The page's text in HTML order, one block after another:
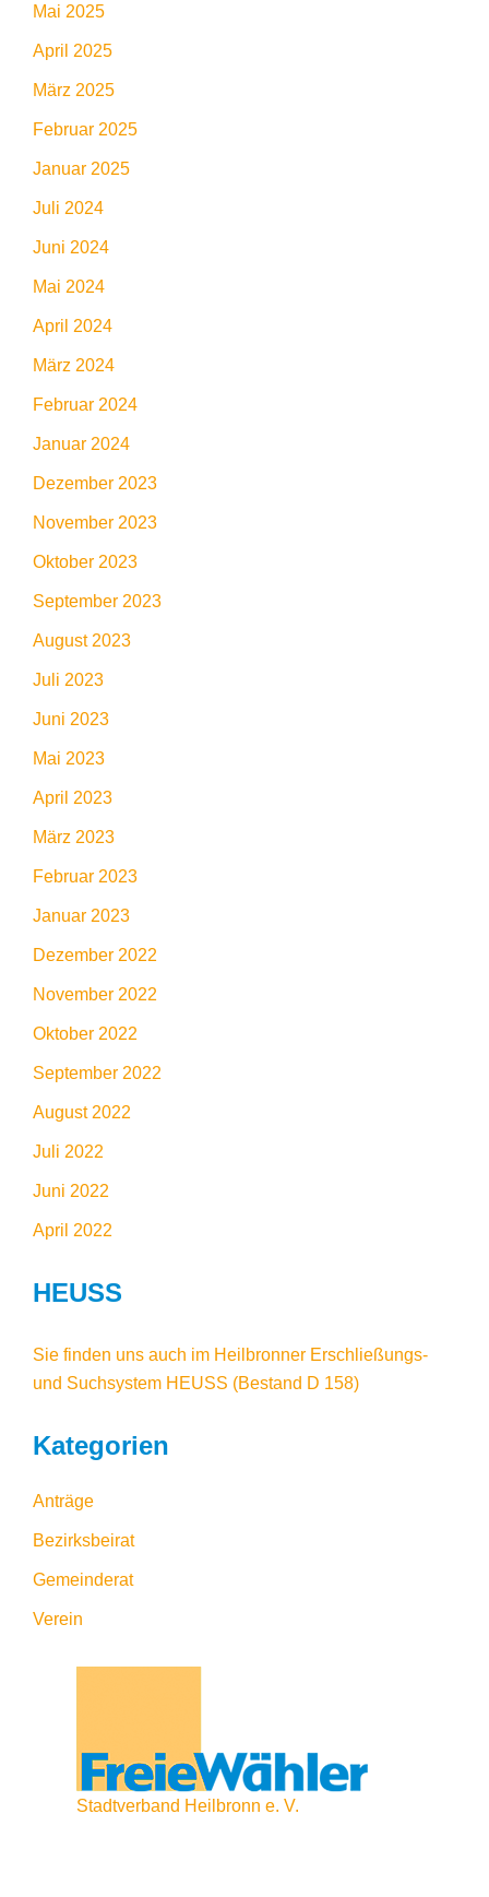
Mai 2025
April 2025
März 2025
Februar 2025
Januar 2025
Juli 2024
Juni 2024
Mai 2024
April 2024
März 2024
Februar 2024
Januar 2024
Dezember 2023
November 2023
Oktober 2023
September 2023
August 2023
Juli 2023
Juni 2023
Mai 2023
April 2023
März 2023
Februar 2023
Januar 2023
Dezember 2022
November 2022
Oktober 2022
September 2022
August 2022
Juli 2022
Juni 2022
April 2022
HEUSS
Sie finden uns auch im Heilbronner Erschließungs-
und Suchsystem HEUSS (Bestand D 158)
Kategorien
Anträge
Bezirksbeirat
Gemeinderat
Verein
Stadtverband Heilbronn e. V.